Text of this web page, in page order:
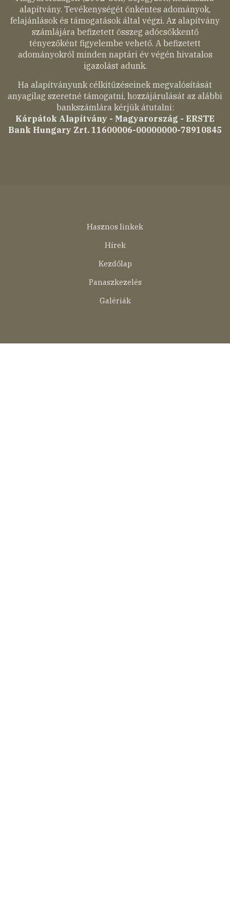
alapítvány. Tevékenységét önkéntes adományok,
felajánlások és támogatások által végzi. Az alapítvány
számlájára befizetett összeg adócsökkentő
tényezőként figyelembe vehető. A befizetett
adományokról minden naptári év végén hivatalos
igazolást adunk.
Ha alapítványunk célkitűzéseinek megvalósítását
anyagilag szeretné támogatni, hozzájárulását az alábbi
bankszámlára kérjük átutalni:
Kárpátok Alapítvány - Magyarország - ERSTE
Bank Hungary Zrt. 11600006-00000000-78910845
Hasznos linkek
Hírek
Kezdőlap
Panaszkezelés
Galériák